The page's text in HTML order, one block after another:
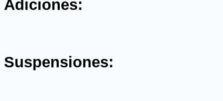
Adiciones:
Suspensiones: